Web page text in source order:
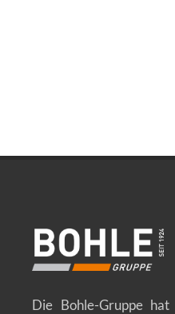
Die Bohle-Gruppe